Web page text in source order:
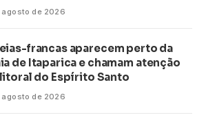
agosto de 2026
francas aparecem perto da
de Itaparica e chamam atenção
do Espírito Santo
agosto de 2026